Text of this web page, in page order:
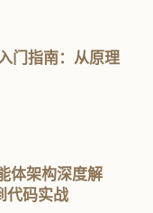
门指南：从原理
体架构深度解
代码实战